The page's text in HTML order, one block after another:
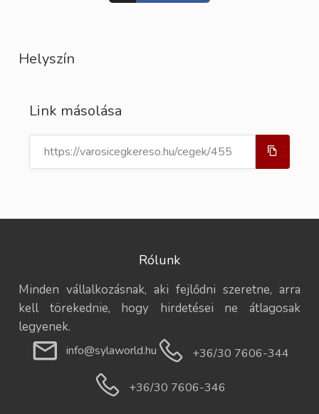
Helyszín
Link másolása
Rólunk
Minden vállalkozásnak, aki fejlődni szeretne, arra
kell törekednie, hogy hirdetései ne átlagosak
legyenek.
info@sylaworld.hu +36/30 7606-344
+36/30 7606-346